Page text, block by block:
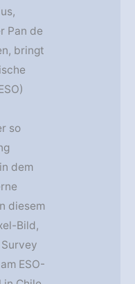
Pan de
bringt
so
dem
diesem
Bild,
ESO-